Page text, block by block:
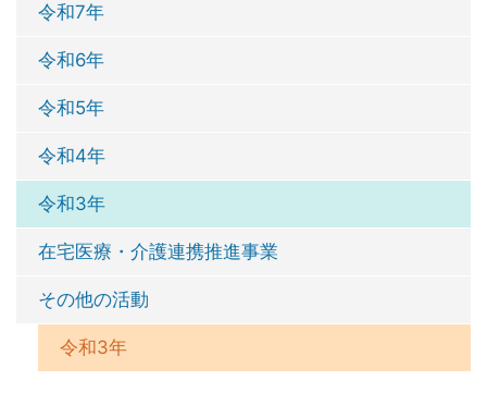
令和7年
令和6年
令和5年
令和4年
令和3年
在宅医療・介護連携推進事業
その他の活動
令和3年